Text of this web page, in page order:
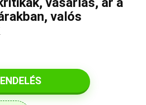
valós